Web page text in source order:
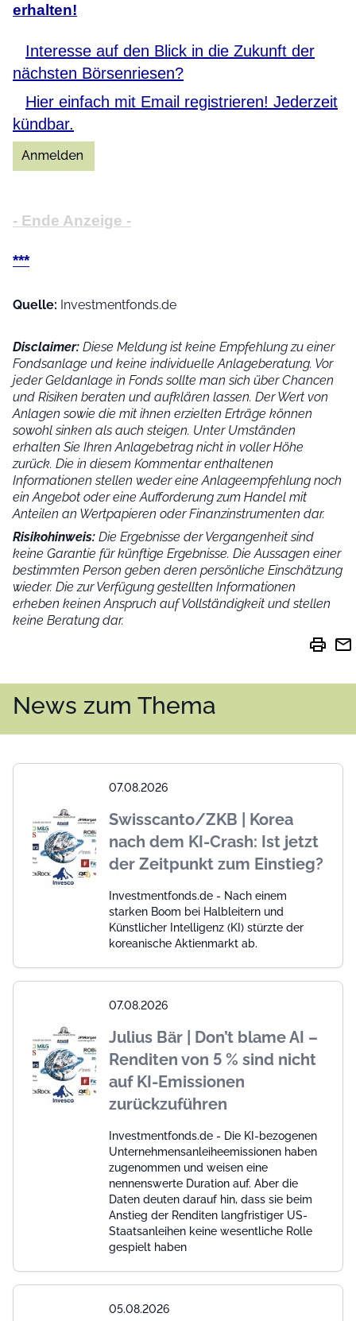
erhalten!
Interesse auf den Blick in die Zukunft der
nächsten Börsenriesen?
Hier einfach mit Email registrieren! Jederzeit
kündbar.
- Ende Anzeige -
***
Quelle: Investmentfonds.de
Disclaimer: Diese Meldung ist keine Empfehlung zu einer
Fondsanlage und keine individuelle Anlageberatung. Vor
jeder Geldanlage in Fonds sollte man sich über Chancen
und Risiken beraten und aufklären lassen. Der Wert von
Anlagen sowie die mit ihnen erzielten Erträge können
sowohl sinken als auch steigen. Unter Umständen
erhalten Sie Ihren Anlagebetrag nicht in voller Höhe
zurück. Die in diesem Kommentar enthaltenen
Informationen stellen weder eine Anlageempfehlung noch
ein Angebot oder eine Aufforderung zum Handel mit
Anteilen an Wertpapieren oder Finanzinstrumenten dar.
Risikohinweis: Die Ergebnisse der Vergangenheit sind
keine Garantie für künftige Ergebnisse. Die Aussagen einer
bestimmten Person geben deren persönliche Einschätzung
wieder. Die zur Verfügung gestellten Informationen
erheben keinen Anspruch auf Vollständigkeit und stellen
keine Beratung dar.
print mail
News zum Thema
07.08.2026
Swisscanto/ZKB | Korea
nach dem KI-Crash: Ist jetzt
der Zeitpunkt zum Einstieg?
Investmentfonds.de - Nach einem
starken Boom bei Halbleitern und
Künstlicher Intelligenz (KI) stürzte der
koreanische Aktienmarkt ab.
07.08.2026
Julius Bär | Don’t blame AI –
Renditen von 5 % sind nicht
auf KI-Emissionen
zurückzuführen
Investmentfonds.de - Die KI-bezogenen
Unternehmensanleiheemissionen haben
zugenommen und weisen eine
nennenswerte Duration auf. Aber die
Daten deuten darauf hin, dass sie beim
Anstieg der Renditen langfristiger US-
Staatsanleihen keine wesentliche Rolle
gespielt haben
05.08.2026